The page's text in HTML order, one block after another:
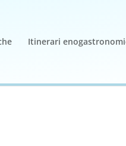
Itinerari